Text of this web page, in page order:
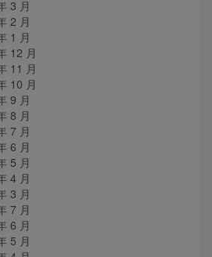
3 月
2 月
1 月
12 月
11 月
10 月
9 月
8 月
7 月
6 月
5 月
4 月
3 月
7 月
6 月
5 月